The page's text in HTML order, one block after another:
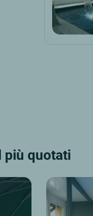
più quotati